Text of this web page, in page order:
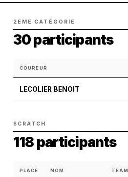
2ÈME CATÉGORIE
30 participants
COUREUR
LECOLIER BENOIT
SCRATCH
118 participants
PLACE NOM TEAM